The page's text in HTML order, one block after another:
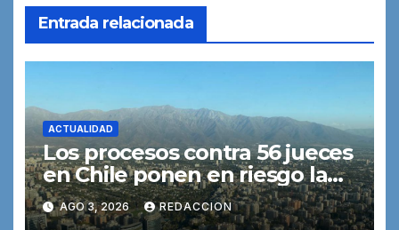
Entrada relacionada
ACTUALIDAD
Los procesos contra 56 jueces
en Chile ponen en riesgo la
independencia judicial,
advierte una experta
AGO 3, 2026 REDACCION